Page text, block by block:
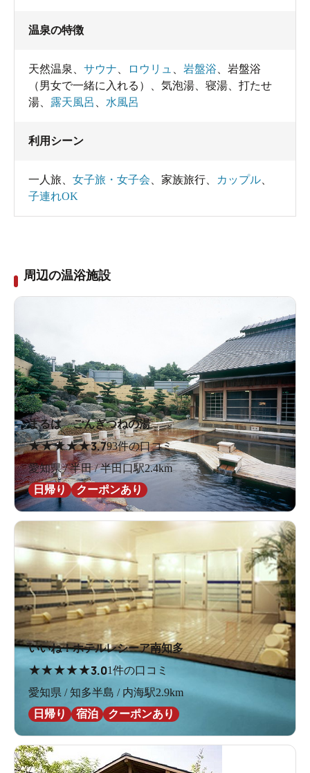
温泉の特徴
天然温泉 サウナ ロウリュ 岩盤浴
岩盤浴
（男女で一緒に入れる）
気泡湯 寝湯
打たせ
湯
露天風呂 水風呂
利用シーン
一人旅 女子旅・女子会 家族旅行 カップル
子連れOK
周辺の温浴施設
まるは ごんぎつねの湯
★★★★★3.793件の口コミ
愛知県 / 半田 / 半田口駅2.4km
日帰り
クーポンあり
いいね！ホテルレシーア南知多
★★★★★3.01件の口コミ
愛知県 / 知多半島 / 内海駅2.9km
日帰り
宿泊 クーポンあり